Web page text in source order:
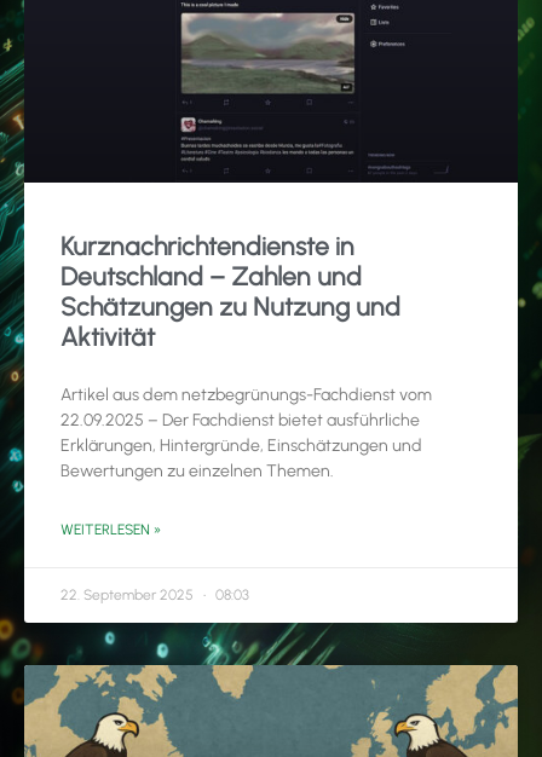
Kurznachrichtendienste in
Deutschland – Zahlen und
Schätzungen zu Nutzung und
Aktivität
Artikel aus dem netzbegrünungs-Fachdienst vom
22.09.2025 – Der Fachdienst bietet ausführliche
Erklärungen, Hintergründe, Einschätzungen und
Bewertungen zu einzelnen Themen.
WEITERLESEN »
22. September 2025 08:03